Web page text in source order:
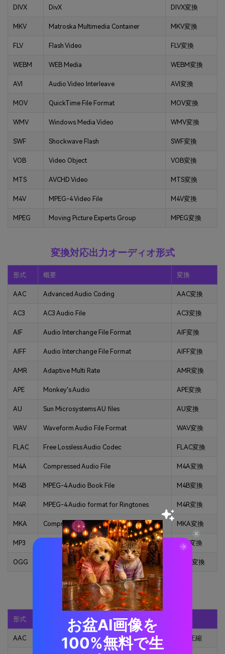
DIVX DivX DIVX変換
MKV Matroska Multimedia Container MKV変換
FLV Flash Video FLV変換
WEBM WEB Media WEBM変換
AVI Audio Video Interleave AVI変換
MOV QuickTime File Format MOV変換
WMV Windows Media Video WMV変換
SWF Shockwave Flash SWF変換
VOB Video Object VOB変換
MTS AVCHD Video MTS変換
M4V MPEG-4 Video File M4V変換
MPEG Moving Picture Experts Group MPEG変換
変換対応出力オーディオ形式
形式 概要 変換
AAC Advanced Audio Coding AAC変換
AC3 AC3 Audio File AC3変換
AIF Audio Interchange File Format AIF変換
AIFF Audio Interchange File Format AIFF変換
AMR Adaptive Multi Rate AMR変換
APE Monkey's Audio APE変換
AU Sun Microsystems AU files AU変換
WAV Waveform Audio File Format WAV変換
FLAC Free Lossless Audio Codec FLAC変換
M4A Compressed Audio File M4A変換
M4B MPEG-4 Audio Book File M4B変換
M4R MPEG-4 Audio format for Ringtones M4R変換
MKA Compressed Audio File MKA変換
MP3 MP3 Audio Format MP3変換
OGG Ogg Vorbis Compressed Audio File OGG変換
圧縮対応出力オーディオ形式
形式
AAC Advanced Audio Coding AAC圧縮
お盆AI画像を
100%無料で生